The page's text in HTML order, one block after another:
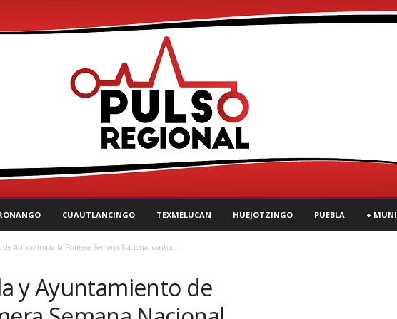
CUAUTLANCINGO TEXMELUCAN HUEJOTZINGO PUEBLA +
Atlixco inicia la Primera Semana Nacional contra...
y Ayuntamiento de